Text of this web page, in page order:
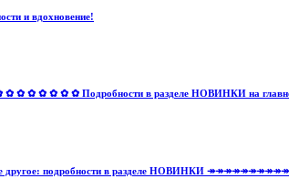
и вдохновение!
✿ ✿ Подробности в разделе НОВИНКИ на главной
и многое другое: подробности в разделе НОВИНКИ